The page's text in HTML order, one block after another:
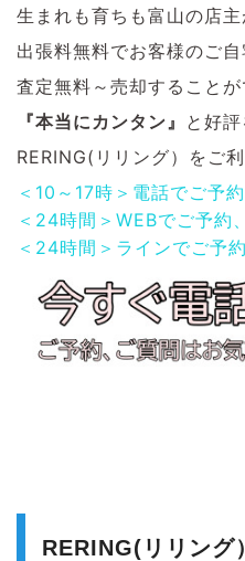
生まれも育ちも富山の店主
出張料無料でお客様のご
査定無料～売却すること
『本当にカンタン』 と好
RERING(リリング）をご利
＜10～17時＞電話でご予
＜24時間＞WEBでご予約
＜24時間＞ラインでご予
RERING(リリング